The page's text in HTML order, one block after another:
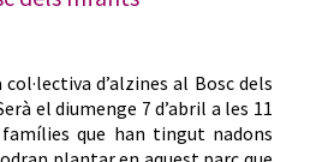
d’alzines al Bosc dels
el diumenge 7 d’abril a les 11
que han tingut nadons